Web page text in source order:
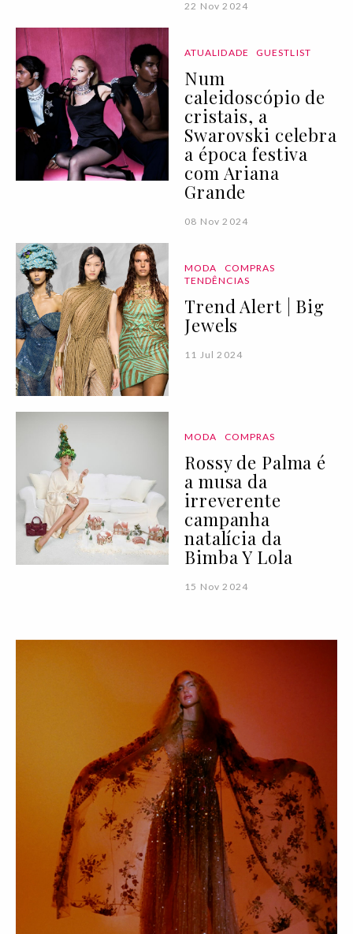
22 Nov 2024
ATUALIDADE GUESTLIST
Num
caleidoscópio de
cristais, a
Swarovski celebra
a época festiva
com Ariana
Grande
08 Nov 2024
MODA
COMPRAS
TENDÊNCIAS
Trend Alert | Big
Jewels
11 Jul 2024
MODA COMPRAS
Rossy de Palma é
a musa da
irreverente
campanha
natalícia da
Bimba Y Lola
15 Nov 2024